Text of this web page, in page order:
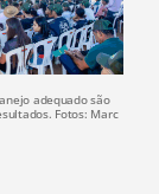
adequado são
Fotos: Marc